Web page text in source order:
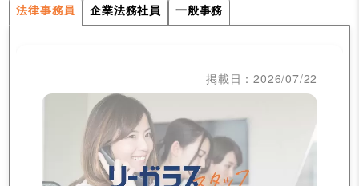
法律事務員 企業法務社員 一般事務
掲載日：2026/07/22